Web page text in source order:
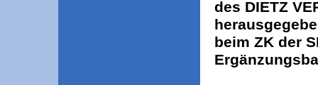
des DIETZ
beim ZK der